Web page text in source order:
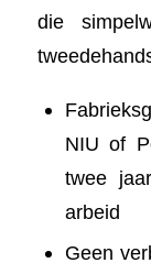
die
NIU of
twee
arbeid
Geen